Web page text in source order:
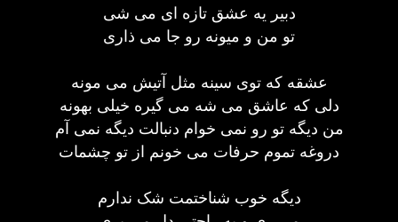
دبیر یه عشق تازه ای می شی
تو من و میونه رو جا می ذاری
عشقه که توی سینه مثل آتیش می مونه
دلی که عاشق می شه می گیره خیلی بهونه
من دیگه تو رو نمی خوام دنبالت دیگه نمی آم
دروغه تموم حرفات می خونم از تو چشمات
دیگه خوب شناختمت شک ندارم